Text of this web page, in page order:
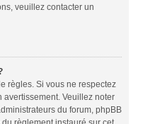
veuillez contacter un
règles. Si vous ne respectez
avertissement. Veuillez noter
du forum, phpBB